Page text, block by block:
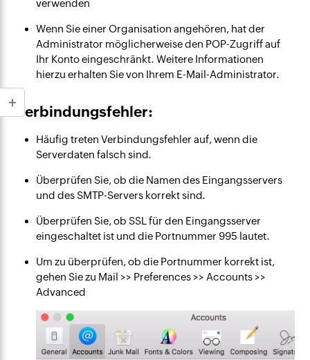
verwenden
Wenn Sie einer Organisation angehören, hat der
Administrator möglicherweise den POP-Zugriff auf
Ihr Konto eingeschränkt. Weitere Informationen
hierzu erhalten Sie von Ihrem E-Mail-Administrator.
Verbindungsfehler:
Häufig treten Verbindungsfehler auf, wenn die
Serverdaten falsch sind.
Überprüfen Sie, ob die Namen des Eingangsservers
und des SMTP-Servers korrekt sind.
Überprüfen Sie, ob SSL für den Eingangsserver
eingeschaltet ist und die Portnummer 995 lautet.
Um zu überprüfen, ob die Portnummer korrekt ist,
gehen Sie zu Mail >> Preferences >> Accounts >>
Advanced